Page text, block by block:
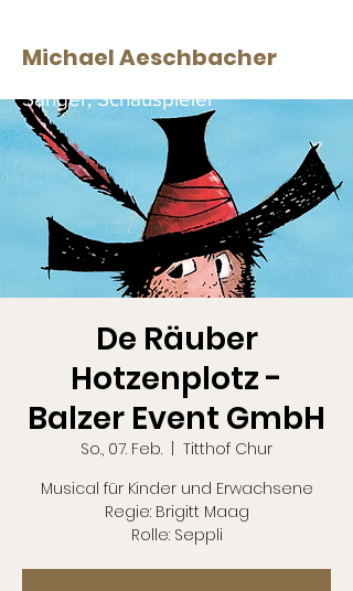
Michael Aeschbacher
Sänger, Schauspieler
De Räuber
Hotzenplotz -
Balzer Event GmbH
So., 07. Feb.
Titthof Chur
Musical für Kinder und Erwachsene
Regie: Brigitt Maag
Rolle: Seppli